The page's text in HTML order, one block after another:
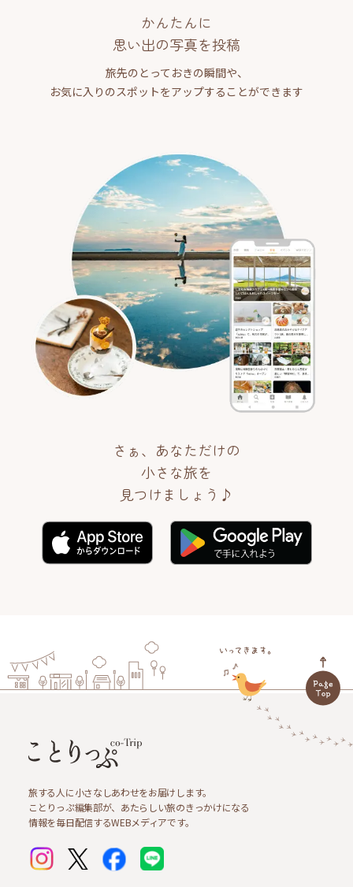
かんたんに
思い出の写真を投稿
旅先のとっておきの瞬間や、
お気に入りのスポットをアップすることができます
さぁ、あなただけの
小さな旅を
見つけましょう♪
旅する人に小さなしあわせをお届けします。
ことりっぷ編集部が、あたらしい旅のきっかけになる
情報を毎日配信するWEBメディアです。